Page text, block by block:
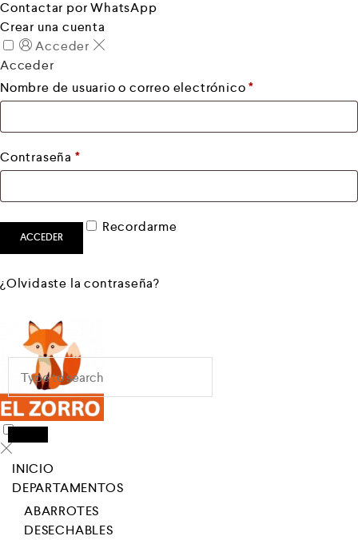
Contactar por WhatsApp
Crear una cuenta
Acceder
Acceder
Nombre de usuario o correo electrónico*
Contraseña *Obligatorio
Recordarme
ACCEDER
¿Olvidaste la contraseña?
INICIO
DEPARTAMENTOS
ABARROTES
DESECHABLES